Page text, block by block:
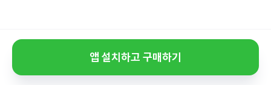
앱 설치하고 구매하기